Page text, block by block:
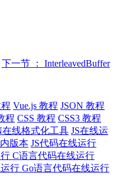
下一节 ： InterleavedBuffer
Vue.js 教程 JSON 教程
程 CSS 教程 CSS3 教程
在线格式化工具 JS在线运
版本 JS代码在线运行
C语言代码在线运行
行 Go语言代码在线运行